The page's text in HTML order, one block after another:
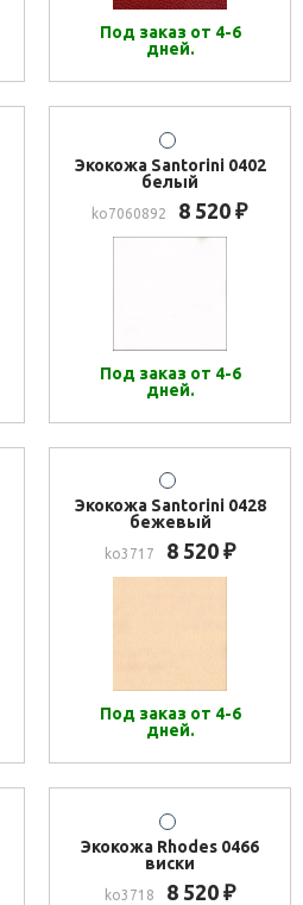
Под заказ от 4-6
дней.
Экокожа Santorini 0402
белый
ko7060892 8 520 ₽
Под заказ от 4-6
дней.
Экокожа Santorini 0428
бежевый
ko3717 8 520 ₽
Под заказ от 4-6
дней.
Экокожа Rhodes 0466
виски
ko3718 8 520 ₽